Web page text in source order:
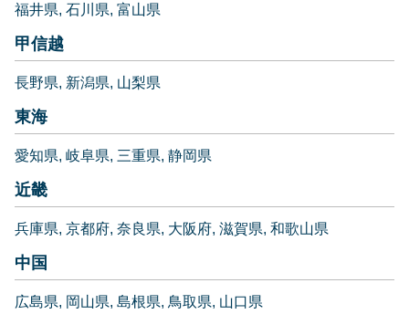
福井県 石川県 富山県
甲信越
長野県 新潟県 山梨県
東海
愛知県 岐阜県 三重県 静岡県
近畿
兵庫県 京都府 奈良県 大阪府 滋賀県 和歌山県
中国
広島県 岡山県 島根県 鳥取県 山口県